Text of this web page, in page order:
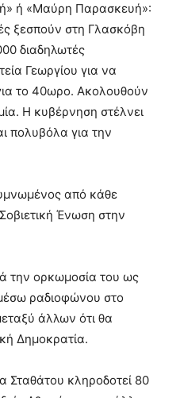
ή «Μαύρη Παρασκευή»:
ξεσπούν στη Γλασκόβη
διαδηλωτές
Γεωργίου για να
το 40ωρο. Ακολουθούν
Η κυβέρνηση στέλνει
πολυβόλα για την
από κάθε
Ένωση στην
την ορκωμοσία του ως
ραδιοφώνου στο
άλλων ότι θα
Δημοκρατία.
Σταθάτου κληροδοτεί 80